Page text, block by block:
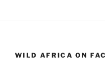
WILD AFRICA ON